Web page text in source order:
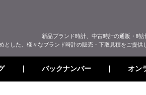
新品ブランド時計、中古時計の通販・時
した、様々なブランド時計の販売・下取見積をご提供
バックナンバー オン